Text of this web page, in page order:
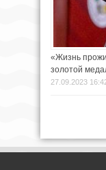
«Жизнь
золотой
27.09.2023